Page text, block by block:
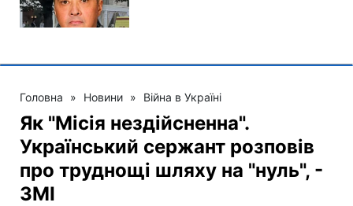
Головна » Новини » Війна в Україні
Як "Місія нездійсненна".
Український сержант розповів
про труднощі шляху на "нуль", -
ЗМІ